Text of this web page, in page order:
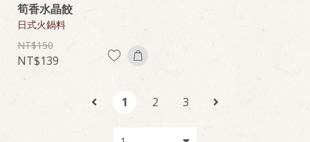
筍香水晶餃
日式火鍋料
150
139
1 2 3